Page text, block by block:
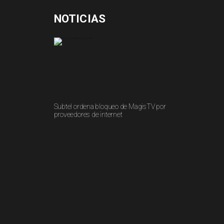
NOTICIAS
Subtel ordena bloqueo de MagisTV por
proveedores de internet